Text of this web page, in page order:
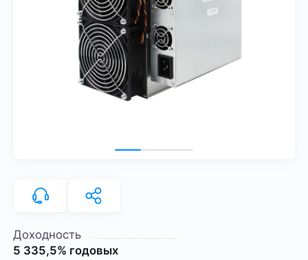
Доходность
5 335,5% годовых